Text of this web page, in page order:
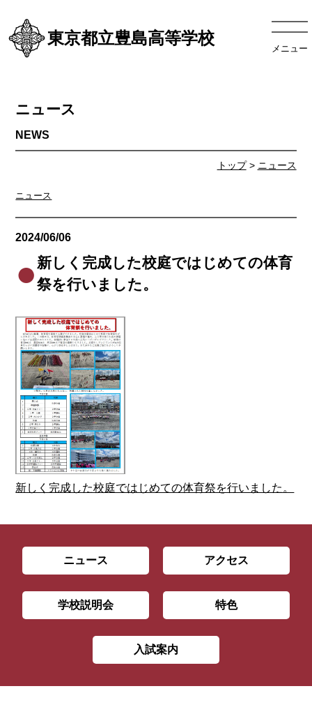
東京都立豊島高等学校
メニュー
トップ> ニュース
ニュース
ニュース
2024/06/06
新しく完成した校庭ではじめての体育
祭を行いました。
新しく完成した校庭ではじめての体育祭を行いました。
ニュース アクセス
学校説明会 特色
入試案内